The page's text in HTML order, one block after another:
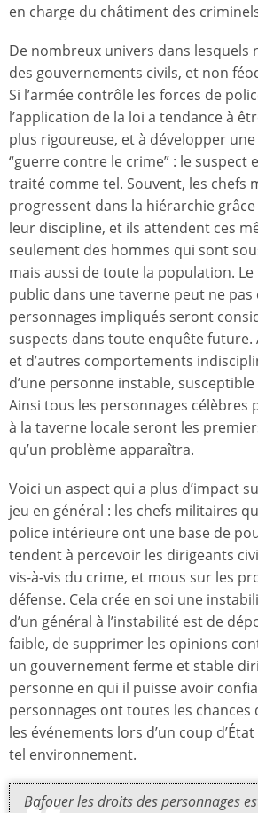
en charge du châtiment des
De nombreux univers dans lesquels
des gouvernements civils, et non
Si l’armée contrôle les forces de
l’application de la loi a tendance à
plus rigoureuse, et à développer
“guerre contre le crime” : le suspect
traité comme tel. Souvent, les chefs
progressent dans la hiérarchie
leur discipline, et ils attendent ces
seulement des hommes qui sont
mais aussi de toute la population.
public dans une taverne peut ne pas
personnages impliqués seront
suspects dans toute enquête future.
et d’autres comportements
d’une personne instable,
Ainsi tous les personnages célèbres
à la taverne locale seront les
qu’un problème apparaîtra.
Voici un aspect qui a plus d’impact
jeu en général : les chefs militaires
police intérieure ont une base de
tendent à percevoir les dirigeants
vis-à-vis du crime, et mous sur les
défense. Cela crée en soi une
d’un général à l’instabilité est de
faible, de supprimer les opinions
un gouvernement ferme et stable
personne en qui il puisse avoir
personnages ont toutes les chances
les événements lors d’un coup
tel environnement.
Bafouer les droits des personnages